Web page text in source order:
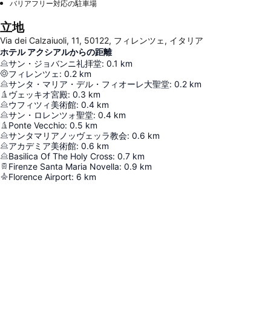
バリアフリー対応の駐車場
立地
Via dei Calzaiuoli, 11, 50122, フィレンツェ, イタリア
ホテル アクシアルからの距離
サン・ジョバンニ礼拝堂: 0.1 km
フィレンツェ : 0.2 km
サンタ・マリア・デル・フィオーレ大聖堂: 0.2 km
ヴェッキオ宮殿: 0.3 km
ウフィツィ美術館: 0.4 km
サン・ロレンツォ聖堂: 0.4 km
Ponte Vecchio: 0.5 km
サンタマリアノッヴェッラ教会: 0.6 km
アカデミア美術館: 0.6 km
Basilica Of The Holy Cross: 0.7 km
Firenze Santa Maria Novella: 0.9 km
Florence Airport: 6 km